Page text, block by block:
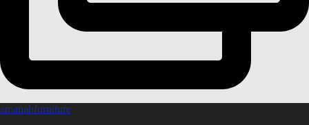
amanahfurniture